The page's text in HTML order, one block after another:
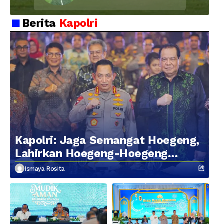
Kebersamaan Personel
Berita Kapolri
Kapolri: Jaga Semangat Hoegeng,
Lahirkan Hoegeng-Hoegeng
Berikutnya
Ismaya Rosita